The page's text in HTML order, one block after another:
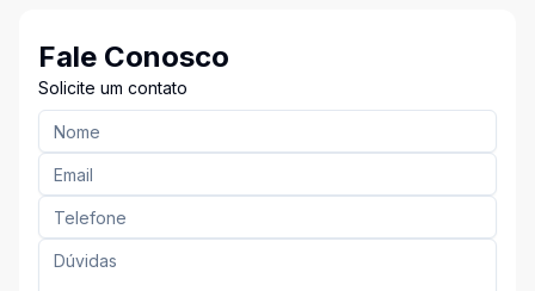
Fale Conosco
Solicite um contato